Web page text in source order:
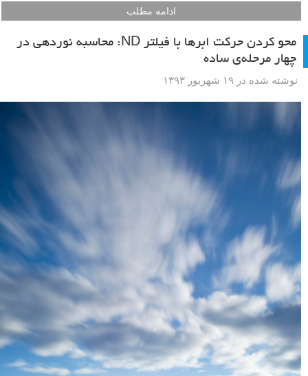
ادامه مطلب
محو کردن حرکت ابرها با فیلتر ND: محاسبه نوردهی در
چهار مرحله‌ی ساده
نوشته شده در ۱۹ شهریور ۱۳۹۳